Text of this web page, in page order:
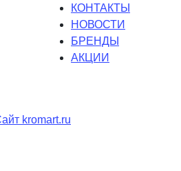
КОНТАКТЫ
НОВОСТИ
БРЕНДЫ
АКЦИИ